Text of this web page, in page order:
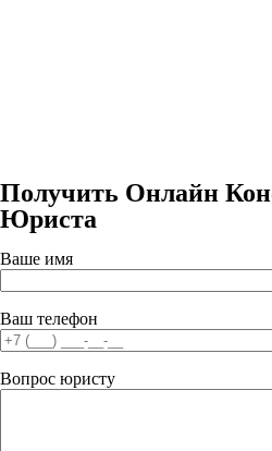
Получить Онлайн
Юриста
Ваше имя
Ваш телефон
Вопрос юристу